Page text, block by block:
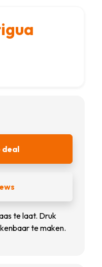
deal
te laat. Druk
te maken.